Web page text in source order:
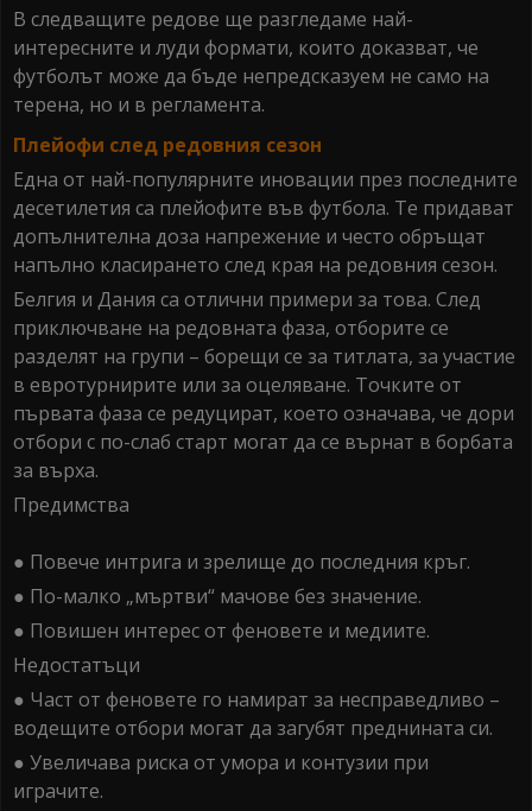
В следващите редове ще разгледаме най-
интересните и луди формати, които доказват, че
футболът може да бъде непредсказуем не само на
терена, но и в регламента.
Плейофи след редовния сезон
Една от най-популярните иновации през последните
десетилетия са плейофите във футбола. Те придават
допълнителна доза напрежение и често обръщат
напълно класирането след края на редовния сезон.
Белгия и Дания са отлични примери за това. След
приключване на редовната фаза, отборите се
разделят на групи – борещи се за титлата, за участие
в евротурнирите или за оцеляване. Точките от
първата фаза се редуцират, което означава, че дори
отбори с по-слаб старт могат да се върнат в борбата
за върха.
Предимства
● Повече интрига и зрелище до последния кръг.
● По-малко „мъртви“ мачове без значение.
● Повишен интерес от феновете и медиите.
Недостатъци
● Част от феновете го намират за несправедливо –
водещите отбори могат да загубят преднината си.
● Увеличава риска от умора и контузии при
играчите.